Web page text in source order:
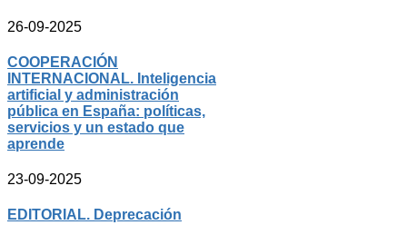
26-09-2025
COOPERACIÓN
INTERNACIONAL. Inteligencia
artificial y administración
pública en España: políticas,
servicios y un estado que
aprende
23-09-2025
EDITORIAL. Deprecación